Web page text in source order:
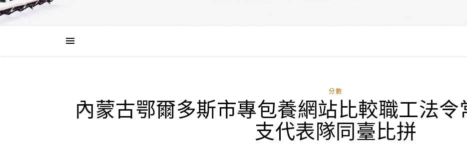
分數
內蒙古鄂爾多斯市專包養網站比較職工法令
支代表隊同臺比拼